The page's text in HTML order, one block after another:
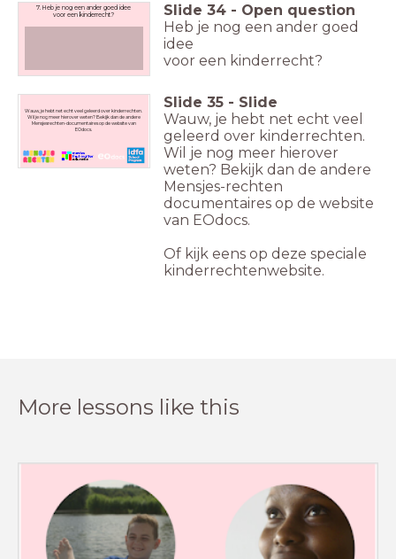
7. Heb je nog een ander goed idee
voor een kinderrecht?
Slide 34 - Open question
Heb je nog een ander goed
idee
voor een kinderrecht?
Wauw, je hebt net echt veel geleerd over kinderrechten.
Wil je nog meer hierover weten? Bekijk dan de andere
Mensjesrechten-documentaires op de website van
EOdocs.
Slide 35 - Slide
Wauw, je hebt net echt veel
geleerd over kinderrechten.
Wil je nog meer hierover
weten? Bekijk dan de andere
Mensjes-rechten
documentaires op de website
van EOdocs.
Of kijk eens op deze speciale
kinderrechtenwebsite.
More lessons like this